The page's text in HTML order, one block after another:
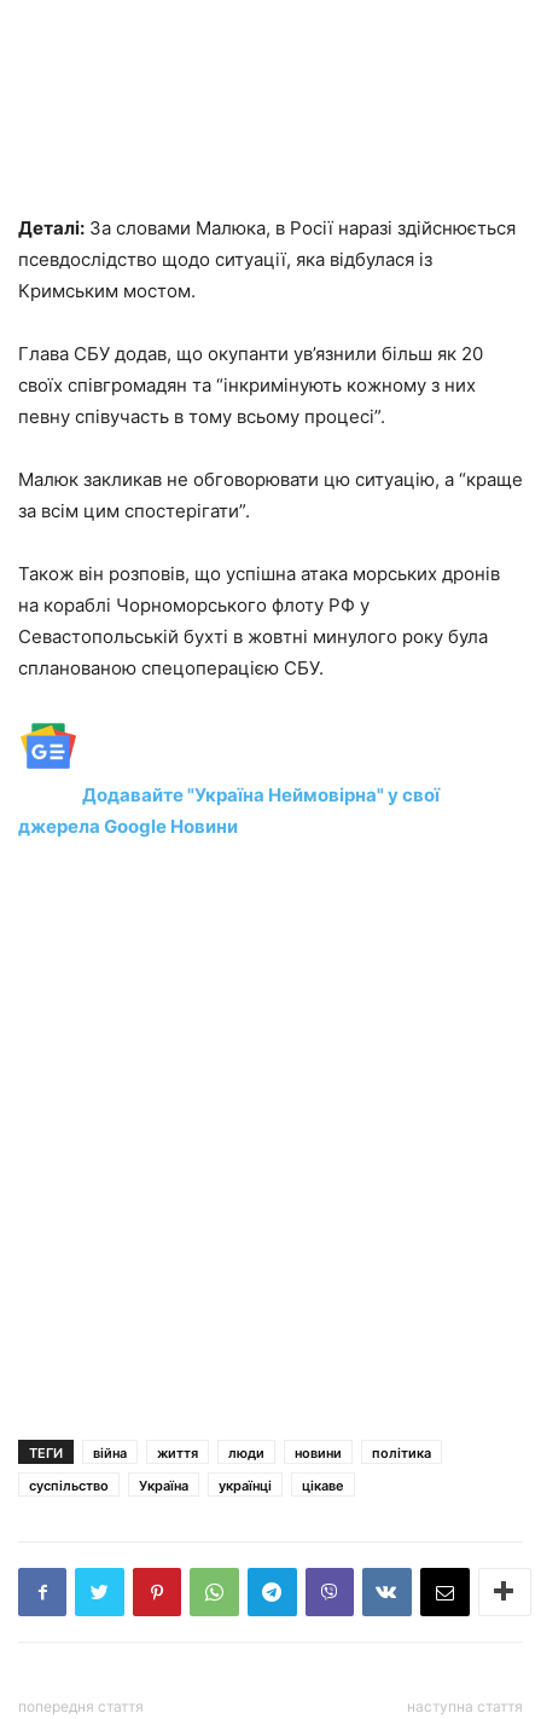
Деталі: За словами Малюка, в Росії наразі здійснюється
псевдослідство щодо ситуації, яка відбулася із
Кримським мостом.
Глава СБУ додав, що окупанти ув’язнили більш як 20
своїх співгромадян та “інкримінують кожному з них
певну співучасть в тому всьому процесі”.
Малюк закликав не обговорювати цю ситуацію, а “краще
за всім цим спостерігати”.
Також він розповів, що успішна атака морських дронів
на кораблі Чорноморського флоту РФ у
Севастопольській бухті в жовтні минулого року була
спланованою спецоперацією СБУ.
Додавайте "Україна Неймовірна" у свої
джерела Google Новини
ТЕГИ війна життя люди новини
політика
суспільство
Україна українці цікаве
попередня стаття наступна стаття